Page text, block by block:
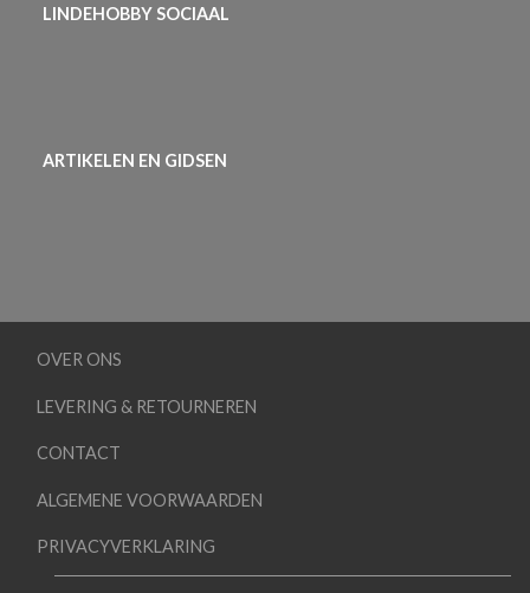
LINDEHOBBY SOCIAAL
ARTIKELEN EN GIDSEN
OVER ONS
LEVERING & RETOURNEREN
CONTACT
ALGEMENE VOORWAARDEN
PRIVACYVERKLARING